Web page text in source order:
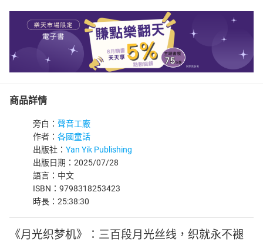
商品詳情
旁白： 聲音工廠
作者： 各國童話
出版社： Yan Yik Publishing
出版日期：2025/07/28
語言：中文
ISBN：9798318253423
時長：25:38:30
《月光织梦机》：三百段月光丝线，织就永不褪